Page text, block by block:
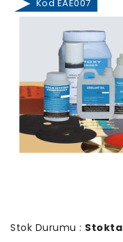
Kod EAE007
Stok Durumu : Stokta